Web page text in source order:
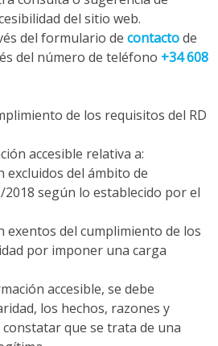
del sitio web.
del formulario de contactode
del número de teléfono +34 608
de los requisitos del RD
accesible relativa a:
excluidos del ámbito de
2018 según lo establecido por el
exentos del cumplimiento de los
por imponer una carga
accesible, se debe
los hechos, razones y
que se trata de una